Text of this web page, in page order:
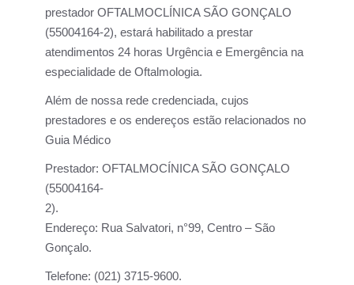
prestador OFTALMOCLÍNICA SÃO GONÇALO
(55004164-2), estará habilitado a prestar
atendimentos 24 horas Urgência e Emergência na
especialidade de Oftalmologia.
Além de nossa rede credenciada, cujos
prestadores e os endereços estão relacionados no
Guia Médico
Prestador: OFTALMOCÍNICA SÃO GONÇALO
(55004164-
2).
Endereço: Rua Salvatori, n°99, Centro – São
Gonçalo.
Telefone: (021) 3715-9600.